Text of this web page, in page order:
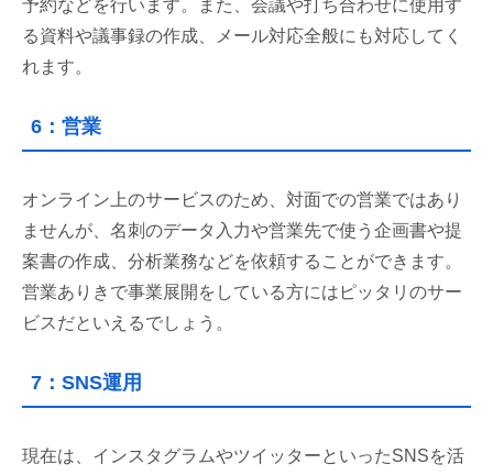
予約などを行います。また、会議や打ち合わせに使用す
る資料や議事録の作成、メール対応全般にも対応してく
れます。
6：営業
オンライン上のサービスのため、対面での営業ではあり
ませんが、名刺のデータ入力や営業先で使う企画書や提
案書の作成、分析業務などを依頼することができます。
営業ありきで事業展開をしている方にはピッタリのサー
ビスだといえるでしょう。
7：SNS運用
現在は、インスタグラムやツイッターといったSNSを活